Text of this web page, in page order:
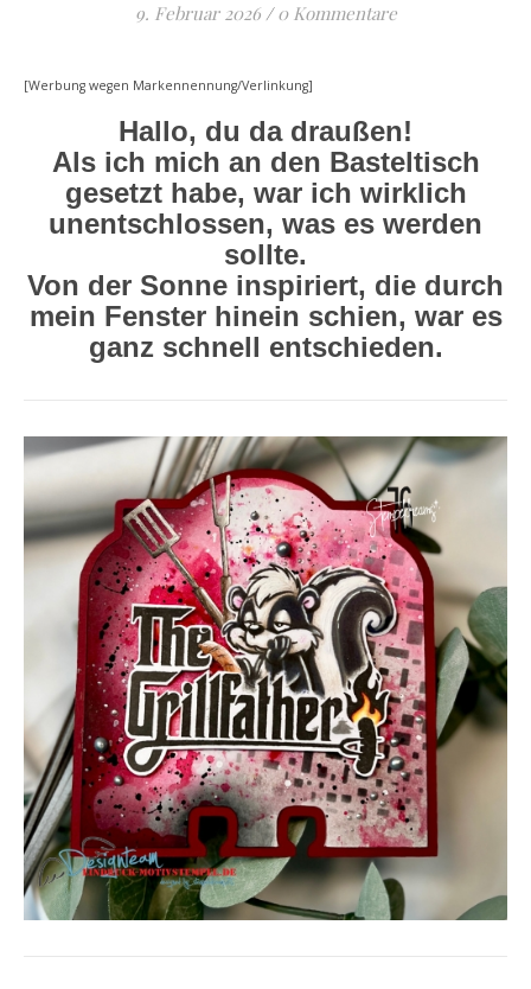
9. Februar 2026 / 0 Kommentare
[Werbung wegen Markennennung/Verlinkung]
Hallo, du da draußen!
Als ich mich an den Basteltisch
gesetzt habe, war ich wirklich
unentschlossen, was es werden
sollte.
Von der Sonne inspiriert, die durch
mein Fenster hinein schien, war es
ganz schnell entschieden.